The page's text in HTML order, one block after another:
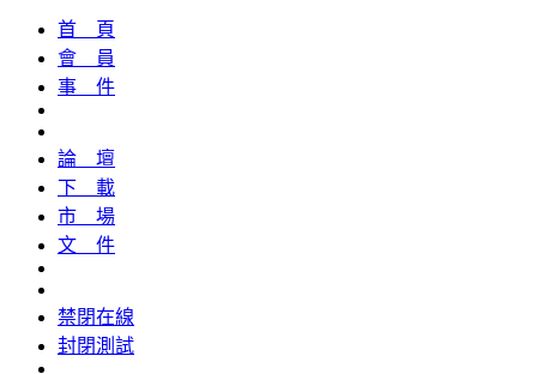
首 頁
會 員
事 件
論 壇
下 載
市 場
文 件
禁閉在線
封閉測試